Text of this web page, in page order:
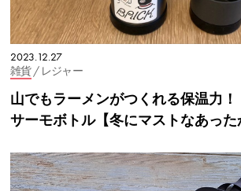
2023.12.27
雑貨/ レジャー
山でもラーメンがつくれる保温力
サーモボトル【冬にマストなあった